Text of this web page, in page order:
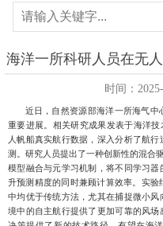
海洋一所科研人员在无
时间：
近日，自然资源部海洋一所海气
重要进展。相关研究成果发表于海洋技
人帆船真实航行数据，深入分析了航
测。研究人员提出了一种创新性的混合
模型融合与元学习机制，将不同学习
升预测精度的同时兼顾计算效率。实验
中均优于传统方法，尤其在捕捉微小
境中的自主航行提供了更加可靠的风